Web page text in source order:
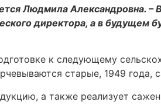
Людмила Александровна. –
директора, а в будущем
к следующему
старые, 1949 года,
а также реализует